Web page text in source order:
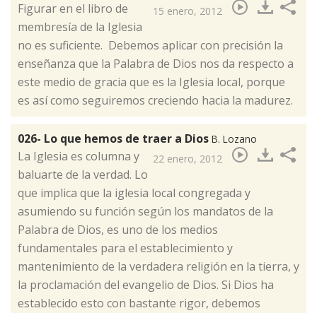
15 enero, 2012
​Figurar en el libro de
membresía de la Iglesia
no es suficiente. Debemos aplicar con precisión la
enseñanza que la Palabra de Dios nos da respecto a
este medio de gracia que es la Iglesia local, porque
es así como seguiremos creciendo hacia la madurez.
026- Lo que hemos de traer a Dios B. Lozano
22 enero, 2012
​La Iglesia es columna y
baluarte de la verdad. Lo
que implica que la iglesia local congregada y
asumiendo su función según los mandatos de la
Palabra de Dios, es uno de los medios
fundamentales para el establecimiento y
mantenimiento de la verdadera religión en la tierra, y
la proclamación del evangelio de Dios. Si Dios ha
establecido esto con bastante rigor, debemos